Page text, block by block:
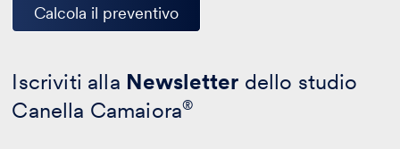
Calcola il preventivo
Iscriviti alla Newsletter dello studio
Canella Camaiora®